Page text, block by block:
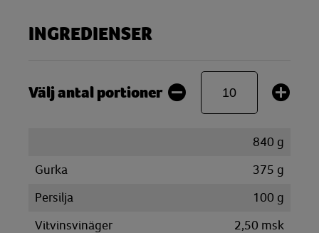
INGREDIENSER
Välj antal portioner
840 g
Gurka
375 g
Persilja
100 g
Vitvinsvinäger
2,50 msk